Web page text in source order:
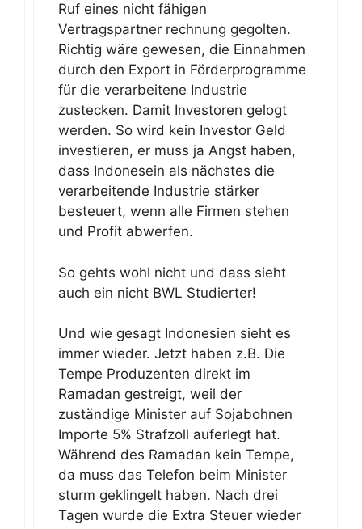
Ruf eines nicht fähigen
Vertragspartner rechnung gegolten.
Richtig wäre gewesen, die Einnahmen
durch den Export in Förderprogramme
für die verarbeitene Industrie
zustecken. Damit Investoren gelogt
werden. So wird kein Investor Geld
investieren, er muss ja Angst haben,
dass Indonesein als nächstes die
verarbeitende Industrie stärker
besteuert, wenn alle Firmen stehen
und Profit abwerfen.
So gehts wohl nicht und dass sieht
auch ein nicht BWL Studierter!
Und wie gesagt Indonesien sieht es
immer wieder. Jetzt haben z.B. Die
Tempe Produzenten direkt im
Ramadan gestreigt, weil der
zuständige Minister auf Sojabohnen
Importe 5% Strafzoll auferlegt hat.
Während des Ramadan kein Tempe,
da muss das Telefon beim Minister
sturm geklingelt haben. Nach drei
Tagen wurde die Extra Steuer wieder